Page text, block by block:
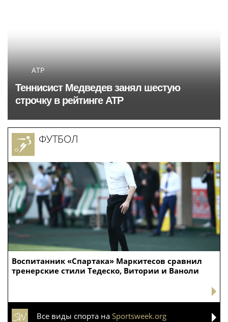
ATP
Теннисист Медведев занял шестую
строчку в рейтинге ATP
Воспитанник «Спартака» Маркитесов сравнил
тренерские стили Тедеско, Витории и Ваноли
ФУТБОЛ
Все виды спорта на Sportsweek.org